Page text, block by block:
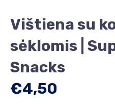
Vištiena su
sėklomis |
Snacks
€4,50